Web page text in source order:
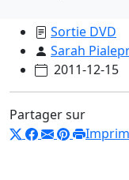
Sortie DVD
Sarah
2011-12-15
Partager sur